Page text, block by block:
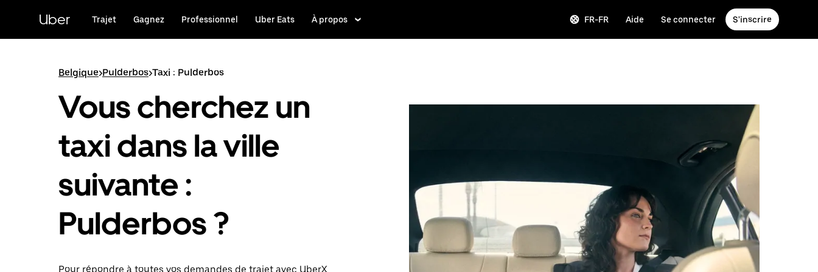
principal
Uber Trajet Gagnez Professionnel Uber Eats À propos FR-FR Aide Se connecter S'inscrire
Belgique>Pulderbos>Taxi : Pulderbos
Vous cherchez un
taxi dans la ville
suivante :
Pulderbos ?
Pour répondre à toutes vos demandes de trajet avec UberX